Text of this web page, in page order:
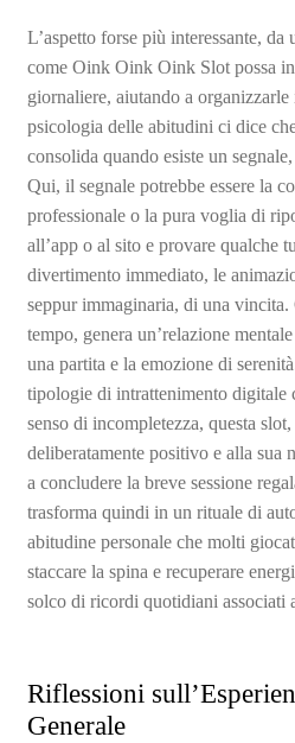
L’aspetto forse più interessante,
come Oink Oink Oink Slot possa
giornaliere, aiutando a
psicologia delle abitudini ci dice
consolida quando esiste un
Qui, il segnale potrebbe essere la
professionale o la pura voglia di
all’app o al sito e provare qualche
divertimento immediato, le
seppur immaginaria, di una
tempo, genera un’relazione
una partita e la emozione di
tipologie di intrattenimento digitale
senso di incompletezza, questa
deliberatamente positivo e alla sua
a concludere la breve sessione
trasforma quindi in un rituale di
abitudine personale che molti
staccare la spina e recuperare
solco di ricordi quotidiani associati
Riflessioni
Generale